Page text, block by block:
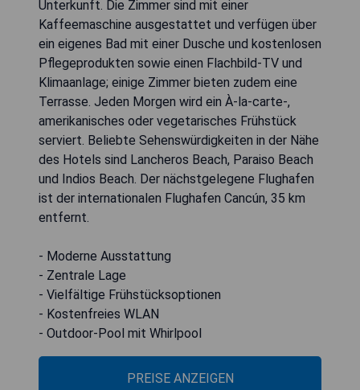
Unterkunft. Die Zimmer sind mit einer
Kaffeemaschine ausgestattet und verfügen über
ein eigenes Bad mit einer Dusche und kostenlosen
Pflegeprodukten sowie einen Flachbild-TV und
Klimaanlage; einige Zimmer bieten zudem eine
Terrasse. Jeden Morgen wird ein À-la-carte-,
amerikanisches oder vegetarisches Frühstück
serviert. Beliebte Sehenswürdigkeiten in der Nähe
des Hotels sind Lancheros Beach, Paraiso Beach
und Indios Beach. Der nächstgelegene Flughafen
ist der internationalen Flughafen Cancún, 35 km
entfernt.
- Moderne Ausstattung
- Zentrale Lage
- Vielfältige Frühstücksoptionen
- Kostenfreies WLAN
- Outdoor-Pool mit Whirlpool
PREISE ANZEIGEN